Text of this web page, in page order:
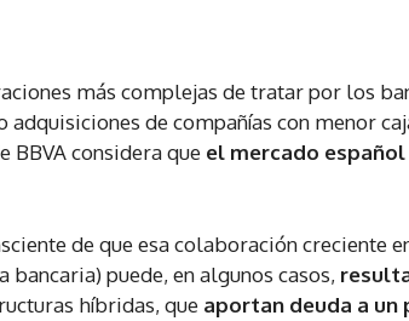
más complejas de tratar por los
adquisiciones de compañías con menor
BBVA considera que el mercado
de que esa colaboración creciente
puede, en algunos casos,
híbridas, que aportan deuda a un